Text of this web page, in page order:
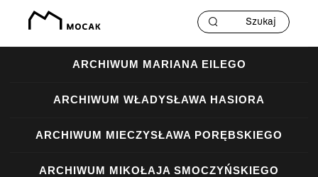
ARCHIWUM MARIANA EILEGO
ARCHIWUM WŁADYSŁAWA HASIORA
ARCHIWUM MIECZYSŁAWA PORĘBSKIEGO
ARCHIWUM MIKOŁAJA SMOCZYŃSKIEGO